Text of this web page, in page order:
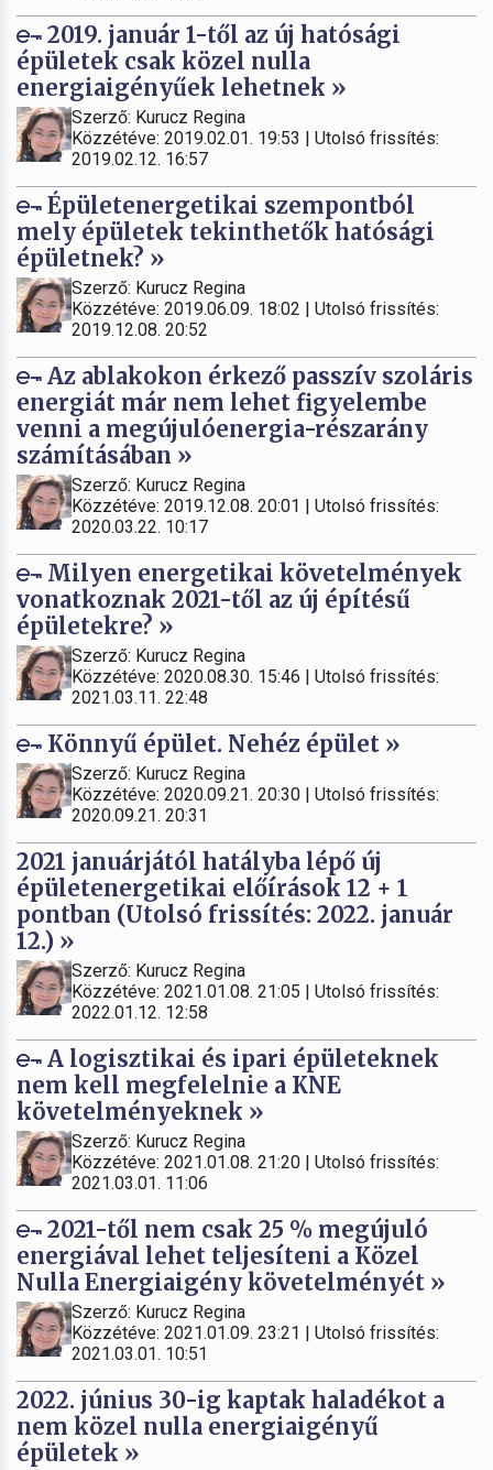
2019. január 1-től az új hatósági
épületek csak közel nulla
energiaigényűek lehetnek »
Szerző: Kurucz Regina
Közzétéve: 2019.02.01. 19:53 | Utolsó frissítés:
2019.02.12. 16:57
Épületenergetikai szempontból
mely épületek tekinthetők hatósági
épületnek? »
Szerző: Kurucz Regina
Közzétéve: 2019.06.09. 18:02 | Utolsó frissítés:
2019.12.08. 20:52
Az ablakokon érkező passzív szoláris
energiát már nem lehet figyelembe
venni a megújulóenergia-részarány
számításában »
Szerző: Kurucz Regina
Közzétéve: 2019.12.08. 20:01 | Utolsó frissítés:
2020.03.22. 10:17
Milyen energetikai követelmények
vonatkoznak 2021-től az új építésű
épületekre? »
Szerző: Kurucz Regina
Közzétéve: 2020.08.30. 15:46 | Utolsó frissítés:
2021.03.11. 22:48
Könnyű épület. Nehéz épület »
Szerző: Kurucz Regina
Közzétéve: 2020.09.21. 20:30 | Utolsó frissítés:
2020.09.21. 20:31
2021 januárjától hatályba lépő új
épületenergetikai előírások 12 + 1
pontban (Utolsó frissítés: 2022. január
12.) »
Szerző: Kurucz Regina
Közzétéve: 2021.01.08. 21:05 | Utolsó frissítés:
2022.01.12. 12:58
A logisztikai és ipari épületeknek
nem kell megfelelnie a KNE
követelményeknek »
Szerző: Kurucz Regina
Közzétéve: 2021.01.08. 21:20 | Utolsó frissítés:
2021.03.01. 11:06
2021-től nem csak 25 % megújuló
energiával lehet teljesíteni a Közel
Nulla Energiaigény követelményét »
Szerző: Kurucz Regina
Közzétéve: 2021.01.09. 23:21 | Utolsó frissítés:
2021.03.01. 10:51
2022. június 30-ig kaptak haladékot a
nem közel nulla energiaigényű
épületek »